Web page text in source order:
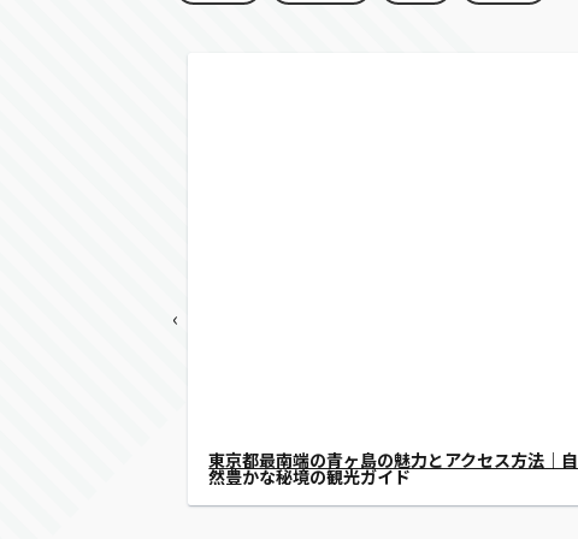
東京からアクセス可能な御蔵島の魅力：イルカウ
ォッチングや自然散策を楽しめる離島ガイド
‹